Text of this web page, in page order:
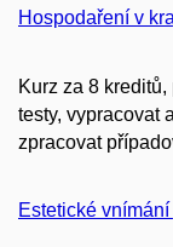
Hospodaření v
Kurz za 8
testy, vypracovat
zpracovat
Estetické